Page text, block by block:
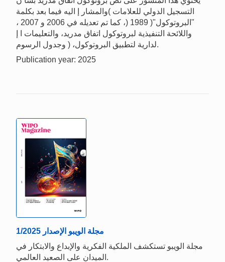
التسجيل الدولي للعلامات )والمشار إ اليه فيما بعد بكلمة
"البروتوكول"( 1989 (، كما تم تعديله في 2006 و 2007 ،
واللائحة التنفيذية لبروتوكول اتفاق مدريد، والتعليمات ا إ
لدارية لتطبيق البروتوكول، ( وجدول الرسوم.
Publication year: 2025
1/2025 مجلة الويبو الإصدار
مجلة الويبو تستكشف الملكية الفكرية والإبداع والابتكار في
الميدان على الصعيد العالمي.